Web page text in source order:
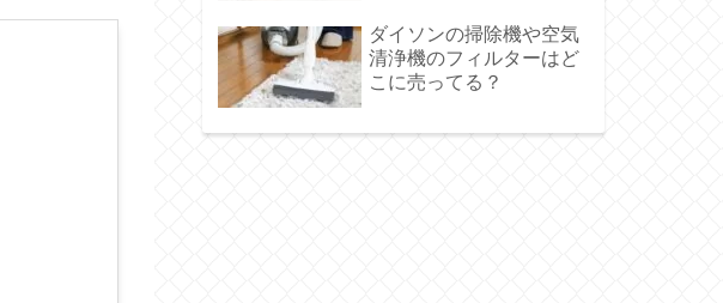
ダイソンの掃除機や空気
清浄機のフィルターはど
こに売ってる？